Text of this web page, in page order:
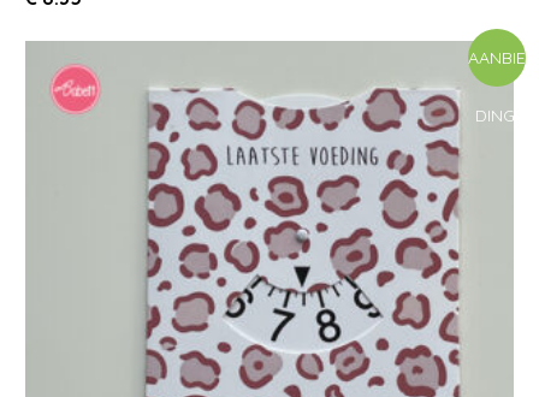
AANBIE
DING!